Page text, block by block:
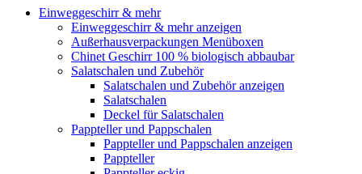
Einweggeschirr & mehr
Einweggeschirr & mehr anzeigen
Außerhausverpackungen Menüboxen
Chinet Geschirr 100 % biologisch abbaubar
Salatschalen und Zubehör
Salatschalen und Zubehör anzeigen
Salatschalen
Deckel für Salatschalen
Pappteller und Pappschalen
Pappteller und Pappschalen anzeigen
Pappteller